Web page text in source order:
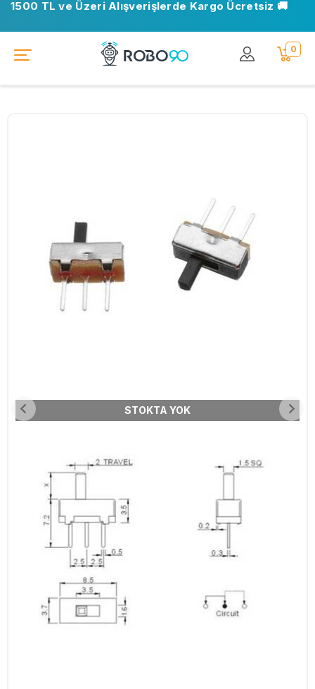
1500 TL ve Üzeri Alışverişlerde Kargo Ücretsiz 🚚
0
STOKTA YOK